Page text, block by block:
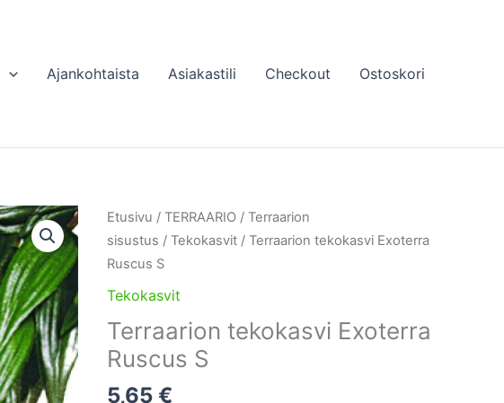
Ajankohtaista Asiakastili Checkout Ostoskori
Etusivu / TERRAARIO/ Terraarion
sisustus / Tekokasvit/ Terraarion tekokasvi Exoterra
Ruscus S
Tekokasvit
Terraarion tekokasvi Exoterra
Ruscus S
5,65 €